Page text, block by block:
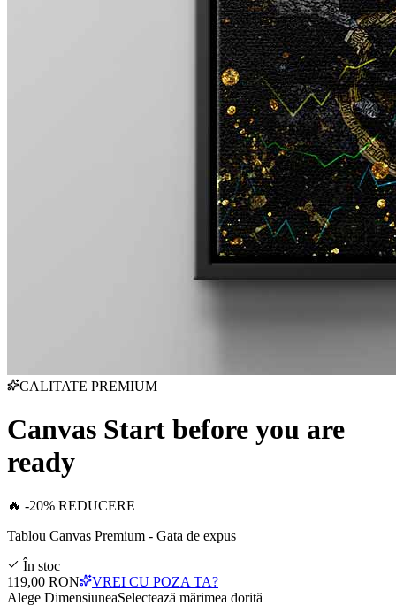
CALITATE PREMIUM
Canvas Start before you are
ready
🔥 -20% REDUCERE
Tablou Canvas Premium - Gata de expus
În stoc
119,00 RON
VREI CU POZA TA?
Alege DimensiuneaSelectează mărimea dorită